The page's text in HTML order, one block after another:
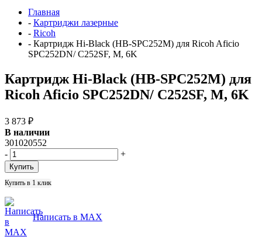
Главная
- Картриджи лазерные
- Ricoh
- Картридж Hi-Black (HB-SPC252M) для Ricoh Aficio
SPC252DN/ C252SF, M, 6K
Картридж Hi-Black (HB-SPC252M) для
Ricoh Aficio SPC252DN/ C252SF, M, 6K
3 873 ₽
В наличии
301020552
-
+
Купить в 1 клик
Написать в MAX